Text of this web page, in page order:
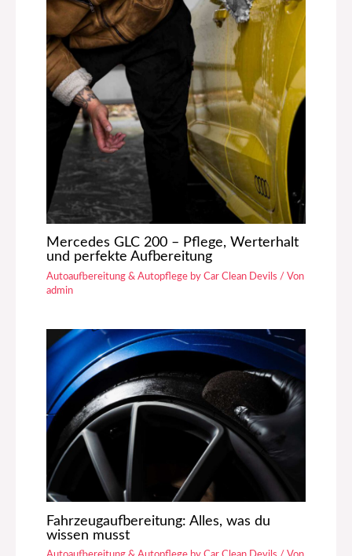
Mercedes GLC 200 – Pflege, Werterhalt
und perfekte Aufbereitung
Autoaufbereitung & Autopflege by Car Clean Devils / Von
admin
Fahrzeugaufbereitung: Alles, was du
wissen musst